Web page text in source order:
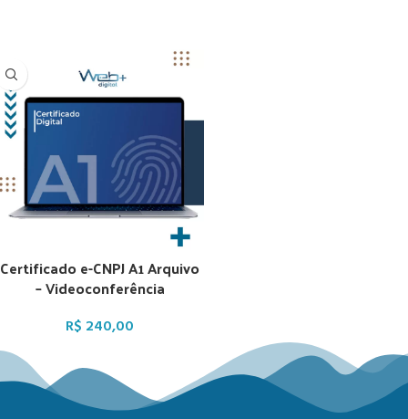
Certificado e-CNPJ A1 Arquivo
– Videoconferência
R$ 240,00